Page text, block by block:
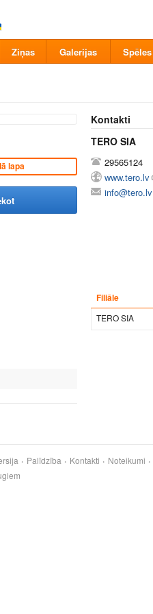
Ziņas Galerijas Spēles
lapa
Kontakti
TERO SIA
29565124
www.tero.lv
info@tero.lv
Filiāle
TERO SIA
Palīdzība Kontakti Noteikumi